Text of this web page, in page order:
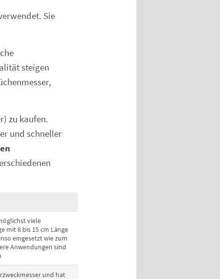
Sie
steigen
zu kaufen.
und schneller
viele
mit 8 bis 15 cm Länge
eingesetzt wie zum
Anwendungen sind
und hat